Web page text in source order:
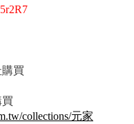
購買
買
collections/元家